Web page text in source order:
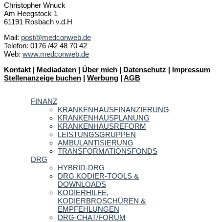
Christopher Wnuck
Am Heegstock 1
61191 Rosbach v.d.H
Mail: post@medconweb.de
Telefon: 0176 /42 48 70 42
Web: www.medconweb.de
Kontakt | Mediadaten | Über mich | Datenschutz | Impressum
Stellenanzeige buchen | Werbung | AGB
FINANZ
KRANKENHAUSFINANZIERUNG
KRANKENHAUSPLANUNG
KRANKENHAUSREFORM
LEISTUNGSGRUPPEN
AMBULANTISIERUNG
TRANSFORMATIONSFONDS
DRG
HYBRID-DRG
DRG KODIER-TOOLS &
DOWNLOADS
KODIERHILFE,
KODIERBROSCHÜREN &
EMPFEHLUNGEN
DRG-CHAT/FORUM